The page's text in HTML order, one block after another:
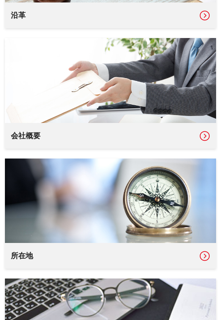
沿革
会社概要
所在地